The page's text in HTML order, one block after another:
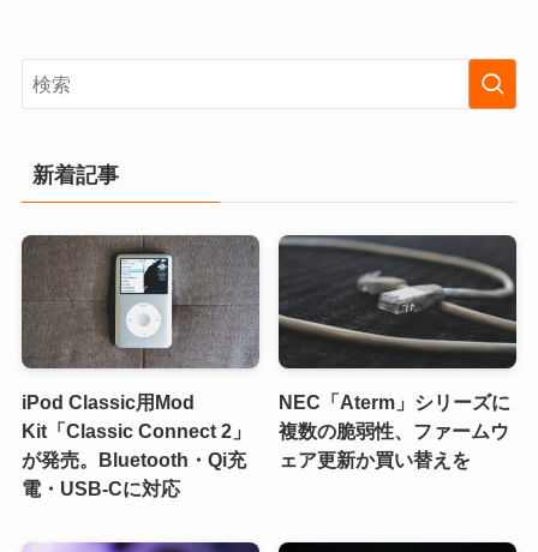
新着記事
iPod Classic用Mod
Kit「Classic Connect 2」
が発売。Bluetooth・Qi充
電・USB-Cに対応
NEC「Aterm」シリーズに
複数の脆弱性、ファームウ
ェア更新か買い替えを